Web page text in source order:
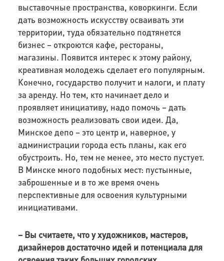
выставочные пространства, коворкинги. Если
дать возможность искусству осваивать эти
территории, туда обязательно подтянется
бизнес – откроются кафе, рестораны,
магазины. Появится интерес к этому району,
креативная молодежь сделает его популярным.
Конечно, государство получит и налоги, и плату
за аренду. Но тем, кто начинает дело и
проявляет инициативу, надо помочь – дать
возможность реализовать свои идеи. Да,
Минское депо – это центр и, наверное, у
администрации города есть планы, как его
обустроить. Но, тем не менее, это место пустует.
В Минске много подобных мест: пустынные,
заброшенные и в то же время очень
перспективные для освоения культурными
инициативами.
– Вы считаете, что у художников, мастеров,
дизайнеров достаточно идей и потенциала для